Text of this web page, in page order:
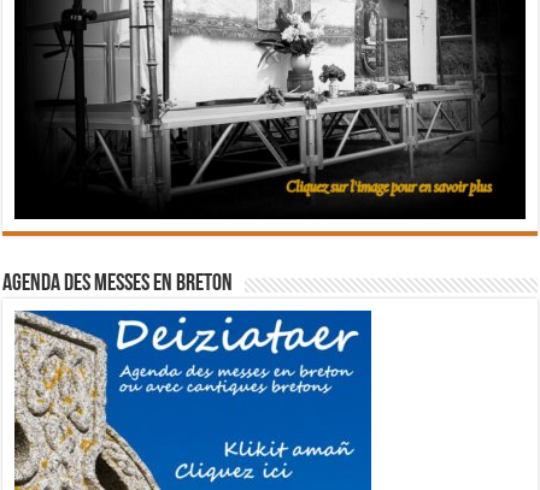
Agenda des messes en breton